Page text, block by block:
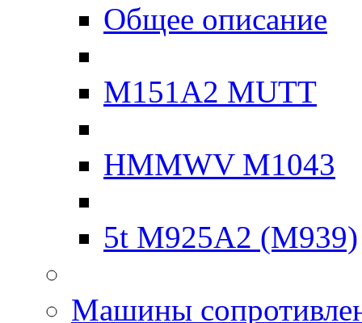
Общее описание
M151A2 MUTT
HMMWV M1043
5t M925A2 (M939)
Машины